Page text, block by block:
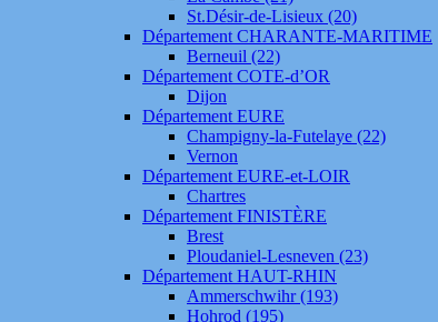
St.Désir-de-Lisieux (20)
Département CHARANTE-MARITIME
Berneuil (22)
Département COTE-d’OR
Dijon
Département EURE
Champigny-la-Futelaye (22)
Vernon
Département EURE-et-LOIR
Chartres
Département FINISTÈRE
Brest
Ploudaniel-Lesneven (23)
Département HAUT-RHIN
Ammerschwihr (193)
Hohrod (195)